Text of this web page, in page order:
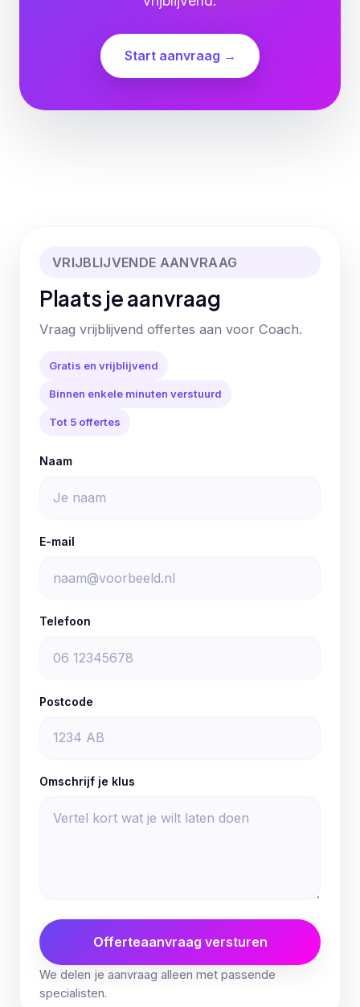
Start aanvraag →
VRIJBLIJVENDE AANVRAAG
Plaats je aanvraag
Vraag vrijblijvend offertes aan voor Coach.
Gratis en vrijblijvend
Binnen enkele minuten verstuurd
Tot 5 offertes
Naam
E-mail
Telefoon
Postcode
Omschrijf je klus
Offerteaanvraag versturen
We delen je aanvraag alleen met passende
specialisten.